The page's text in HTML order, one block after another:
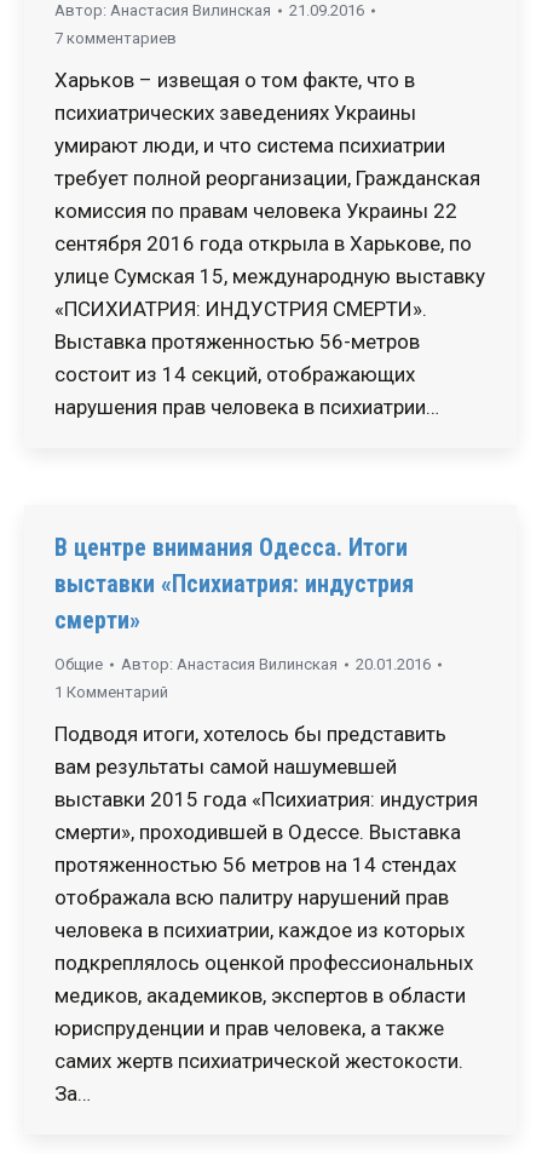
Автор: Анастасия Вилинская
21.09.2016
7 комментариев
Харьков – извещая о том факте, что в
психиатрических заведениях Украины
умирают люди, и что система психиатрии
требует полной реорганизации, Гражданская
комиссия по правам человека Украины 22
сентября 2016 года открыла в Харькове, по
улице Сумская 15, международную выставку
«ПСИХИАТРИЯ: ИНДУСТРИЯ СМЕРТИ».
Выставка протяженностью 56-метров
состоит из 14 секций, отображающих
нарушения прав человека в психиатрии…
В центре внимания Одесса. Итоги
выставки «Психиатрия: индустрия
смерти»
Общие Автор: Анастасия Вилинская
20.01.2016
1 Комментарий
Подводя итоги, хотелось бы представить
вам результаты самой нашумевшей
выставки 2015 года «Психиатрия: индустрия
смерти», проходившей в Одессе. Выставка
протяженностью 56 метров на 14 стендах
отображала всю палитру нарушений прав
человека в психиатрии, каждое из которых
подкреплялось оценкой профессиональных
медиков, академиков, экспертов в области
юриспруденции и прав человека, а также
самих жертв психиатрической жестокости.
За…